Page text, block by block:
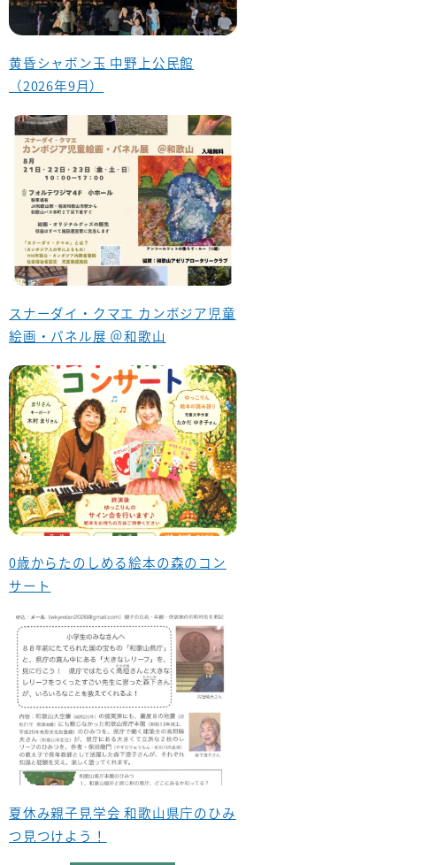
黄昏シャボン玉 中野上公民館
（2026年9月）
スナーダイ・クマエ カンボジア児童
絵画・パネル展 ＠和歌山
0歳からたのしめる絵本の森のコン
サート
夏休み親子見学会 和歌山県庁のひみ
つ見つけよう！